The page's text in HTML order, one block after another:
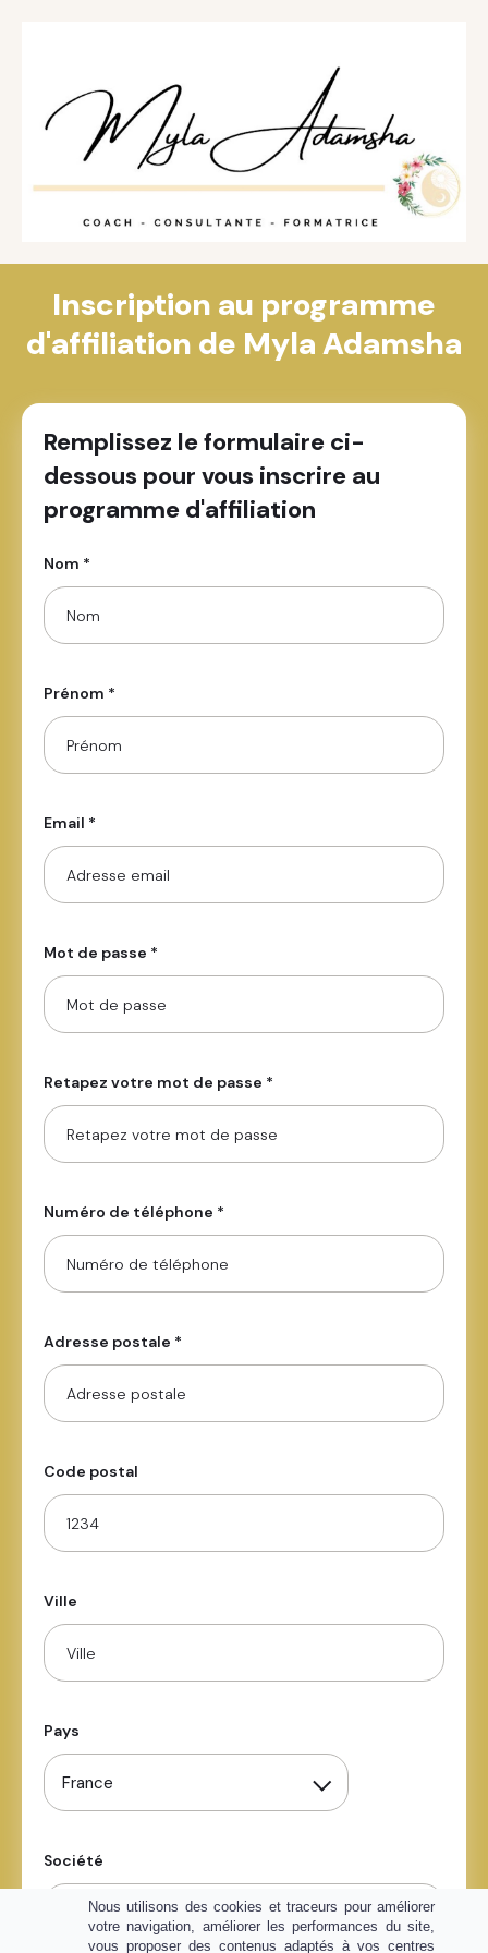
Inscription au programme
d'affiliation de Myla Adamsha
Remplissez le formulaire ci-
dessous pour vous inscrire au
programme d'affiliation
Nom *
Prénom *
Email *
Mot de passe *
Retapez votre mot de passe *
Numéro de téléphone *
Adresse postale *
Code postal
Ville
Pays
France
Société
Nous utilisons des cookies et traceurs pour améliorer
votre navigation, améliorer les performances du site,
vous proposer des contenus adaptés à vos centres